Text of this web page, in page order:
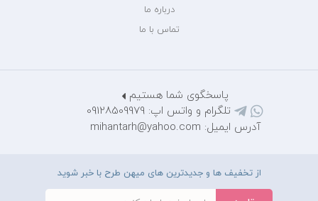
درباره ما
تماس با ما
پاسخگوی شما هستیم
تلگرام و واتس اپ: 09128509979
آدرس ایمیل: mihantarh@yahoo.com
از تخفیف ها و جدیدترین های میهن طرح با خبر شوید